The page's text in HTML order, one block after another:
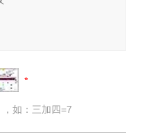
如：三加四=7